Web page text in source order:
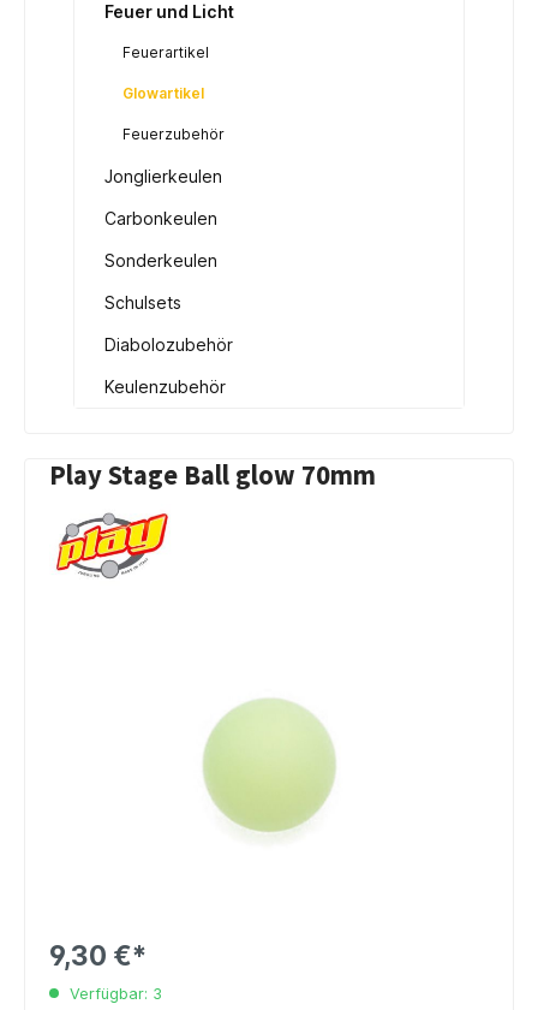
Feuer und Licht
Feuerartikel
Glowartikel
Feuerzubehör
Jonglierkeulen
Carbonkeulen
Sonderkeulen
Schulsets
Diabolozubehör
Keulenzubehör
Play Stage Ball glow 70mm
9,30 €*
Verfügbar: 3